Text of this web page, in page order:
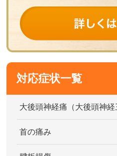
対応症状一覧
大後頭神経痛（大後頭神経
首の痛み